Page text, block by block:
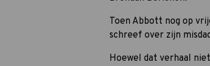
Toen Abbott nog op
schreef over zijn
Hoewel dat verhaal